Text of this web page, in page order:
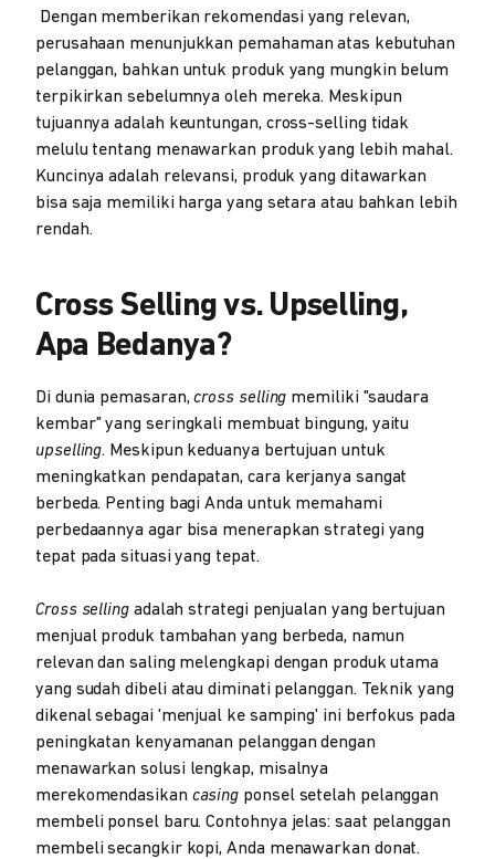
Dengan memberikan rekomendasi yang relevan,
perusahaan menunjukkan pemahaman atas kebutuhan
pelanggan, bahkan untuk produk yang mungkin belum
terpikirkan sebelumnya oleh mereka. Meskipun
tujuannya adalah keuntungan, cross-selling tidak
melulu tentang menawarkan produk yang lebih mahal.
Kuncinya adalah relevansi, produk yang ditawarkan
bisa saja memiliki harga yang setara atau bahkan lebih
rendah.
Cross Selling vs. Upselling,
Apa Bedanya?
Di dunia pemasaran,cross selling memiliki "saudara
kembar" yang seringkali membuat bingung, yaitu
upselling. Meskipun keduanya bertujuan untuk
meningkatkan pendapatan, cara kerjanya sangat
berbeda. Penting bagi Anda untuk memahami
perbedaannya agar bisa menerapkan strategi yang
tepat pada situasi yang tepat.
Cross selling adalah strategi penjualan yang bertujuan
menjual produk tambahan yang berbeda, namun
relevan dan saling melengkapi dengan produk utama
yang sudah dibeli atau diminati pelanggan. Teknik yang
dikenal sebagai 'menjual ke samping' ini berfokus pada
peningkatan kenyamanan pelanggan dengan
menawarkan solusi lengkap, misalnya
merekomendasikan casing ponsel setelah pelanggan
membeli ponsel baru. Contohnya jelas: saat pelanggan
membeli secangkir kopi, Anda menawarkan donat.